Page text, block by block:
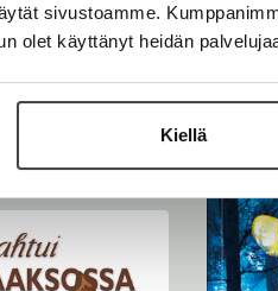
sivustoamme.
olet käyttänyt heidän
Kiellä